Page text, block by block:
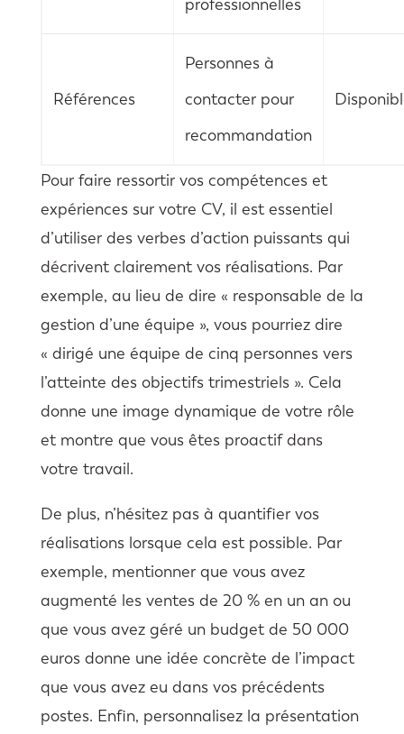
professionnelles
Références
Personnes à
contacter pour
recommandation
Pour faire ressortir vos compétences et
expériences sur votre CV, il est essentiel
d’utiliser des verbes d’action puissants qui
décrivent clairement vos réalisations. Par
exemple, au lieu de dire « responsable de la
gestion d’une équipe », vous pourriez dire
« dirigé une équipe de cinq personnes vers
l’atteinte des objectifs trimestriels ». Cela
donne une image dynamique de votre rôle
et montre que vous êtes proactif dans
votre travail.
De plus, n’hésitez pas à quantifier vos
réalisations lorsque cela est possible. Par
exemple, mentionner que vous avez
augmenté les ventes de 20 % en un an ou
que vous avez géré un budget de 50 000
euros donne une idée concrète de l’impact
que vous avez eu dans vos précédents
postes. Enfin, personnalisez la présentation